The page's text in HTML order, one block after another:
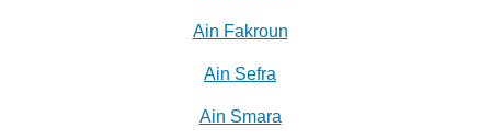
Ain Fakroun
Ain Sefra
Ain Smara